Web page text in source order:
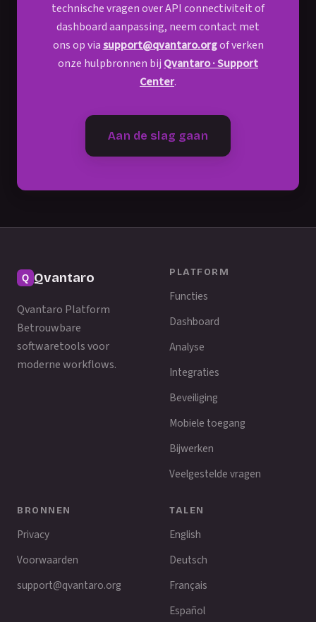
technische vragen over API connectiviteit of
dashboard aanpassing, neem contact met
ons op viasupport@qvantaro.orgof verken
onze hulpbronnen bij Qvantaro · Support
Center.
Aan de slag gaan
Qvantaro
Qvantaro Platform
Betrouwbare
softwaretools voor
moderne workflows.
PLATFORM
Functies
Dashboard
Analyse
Integraties
Beveiliging
Mobiele toegang
Bijwerken
Veelgestelde vragen
BRONNEN
Privacy
Voorwaarden
support@qvantaro.org
TALEN
English
Deutsch
Français
Español